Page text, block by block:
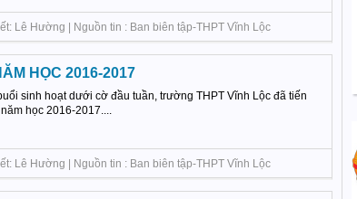
Lê Hường | Nguồn tin : Ban biên tập-THPT Vĩnh Lộc
HỌC 2016-2017
sinh hoạt dưới cờ đầu tuần, trường THPT Vĩnh Lộc đã tiến
học 2016-2017....
Lê Hường | Nguồn tin : Ban biên tập-THPT Vĩnh Lộc